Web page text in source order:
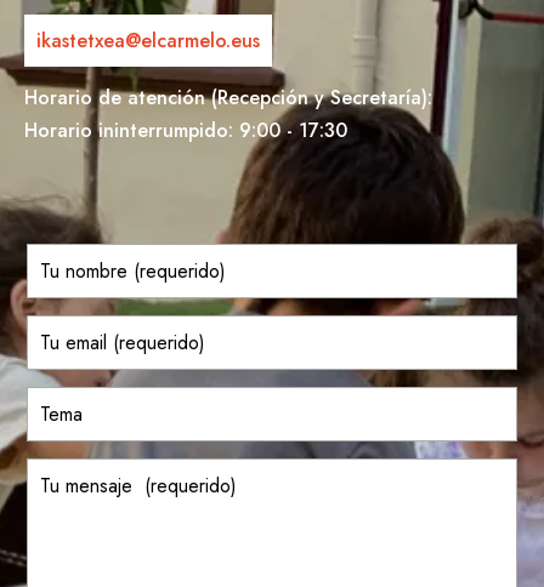
ikastetxea@elcarmelo.eus
Horario de atención (Recepción y Secretaría):
Horario ininterrumpido: 9:00 - 17:30